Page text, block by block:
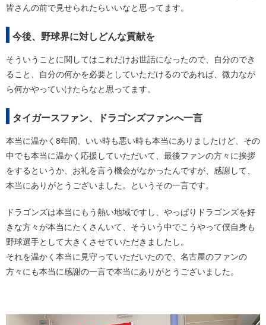
皆さんの前で見せられたらいいなと思ってます。
今後、野球界に対しどんな貢献を
そういうことに関してはこれだけお世話になったので、自分のでき
ること、自分の何かを必要としていただけるのであれば、微力なが
ら何かやっていけたらなと思ってます。
タイガースファン、ドラゴンズファンへ一言
本当に温かく8年間、いい時も悪い時も本当にありましたけど、その
中でも本当に温かく応援していただいて、最後ファンの方々に挨拶
をするというか、お礼を言う機会がなかったんですが、感謝して、
本当にありがとうございました。というその一言です。
ドラゴンズは本当にもう熱い地域ですし、やっぱりドラゴンズを好
きな方々が本当にたくさんいて、そういう中でこうやって僕自身も
野球選手として大きくさせていただきましたし。
それを温かく本当に見守っていただいたので、名古屋のファンの
方々にも本当に感謝の一言で本当にありがとうございました。